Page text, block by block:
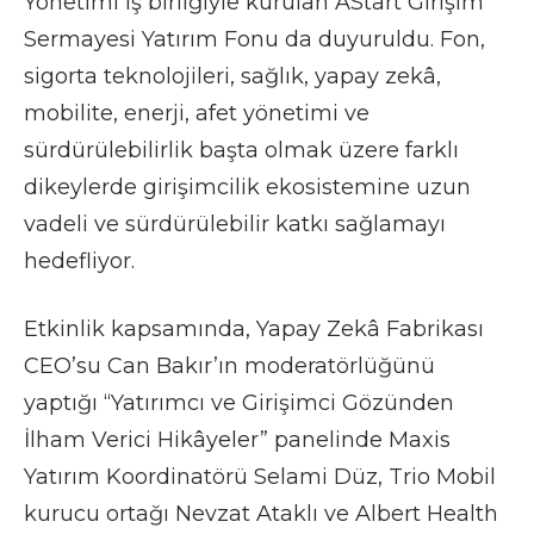
Sermayesi Yatırım Fonu da duyuruldu. Fon,
sigorta teknolojileri, sağlık, yapay zekâ,
mobilite, enerji, afet yönetimi ve
sürdürülebilirlik başta olmak üzere farklı
dikeylerde girişimcilik ekosistemine uzun
vadeli ve sürdürülebilir katkı sağlamayı
hedefliyor.
Etkinlik kapsamında, Yapay Zekâ Fabrikası
CEO’su Can Bakır’ın moderatörlüğünü
yaptığı “Yatırımcı ve Girişimci Gözünden
İlham Verici Hikâyeler” panelinde Maxis
Yatırım Koordinatörü Selami Düz, Trio Mobil
kurucu ortağı Nevzat Ataklı ve Albert Health